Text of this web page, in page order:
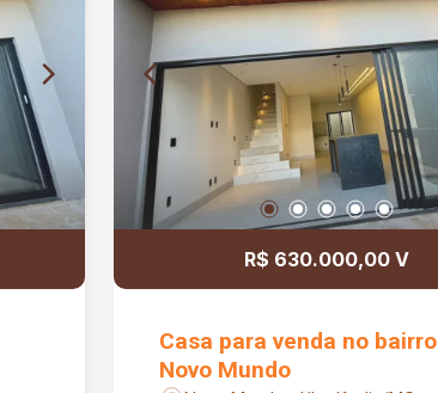
R$ 630.000,00 V
Casa para venda no bairro
Novo Mundo